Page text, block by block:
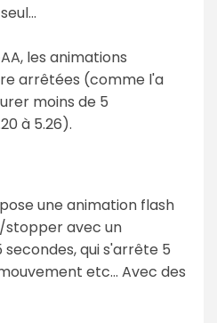
les animations
arrêtées (comme l'a
moins de 5
à 5.26).
une animation flash
avec un
qui s'arrête 5
etc... Avec des